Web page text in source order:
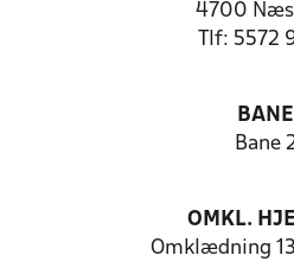
4700
Tlf: 5572
BANE
Bane
OMKL.
Omklædning